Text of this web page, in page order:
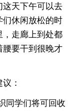
这天下午可以去
休闲放松的时
，走廊上到处都
腰要干到很晚才
：
同学们将可回收